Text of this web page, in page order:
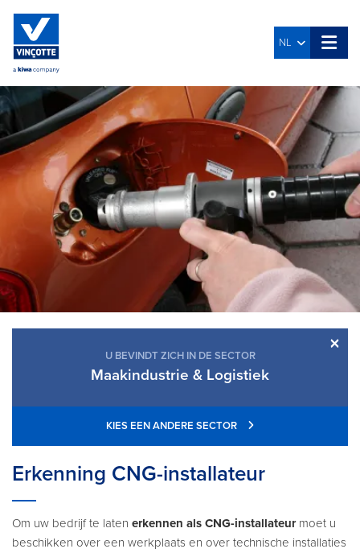
NL
×
U BEVINDT ZICH IN DE SECTOR
Maakindustrie & Logistiek
KIES EEN ANDERE SECTOR
Erkenning CNG-installateur
Om uw bedrijf te laten erkennen als CNG-installateurmoet u
beschikken over een werkplaats en over technische installaties